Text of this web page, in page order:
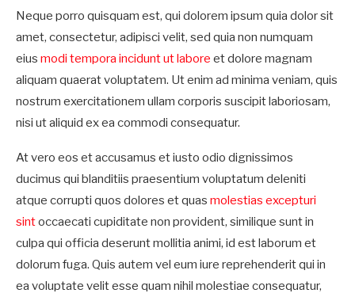
Neque porro quisquam est, qui dolorem ipsum quia dolor sit
amet, consectetur, adipisci velit, sed quia non numquam
eius modi tempora incidunt ut labore et dolore magnam
aliquam quaerat voluptatem. Ut enim ad minima veniam, quis
nostrum exercitationem ullam corporis suscipit laboriosam,
nisi ut aliquid ex ea commodi consequatur.
At vero eos et accusamus et iusto odio dignissimos
ducimus qui blanditiis praesentium voluptatum deleniti
atque corrupti quos dolores et quas molestias excepturi
sintoccaecati cupiditate non provident, similique sunt in
culpa qui officia deserunt mollitia animi, id est laborum et
dolorum fuga. Quis autem vel eum iure reprehenderit qui in
ea voluptate velit esse quam nihil molestiae consequatur,